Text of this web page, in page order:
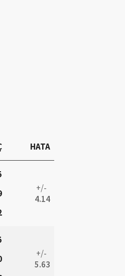
HATA
+/-
4.14
+/-
5.63